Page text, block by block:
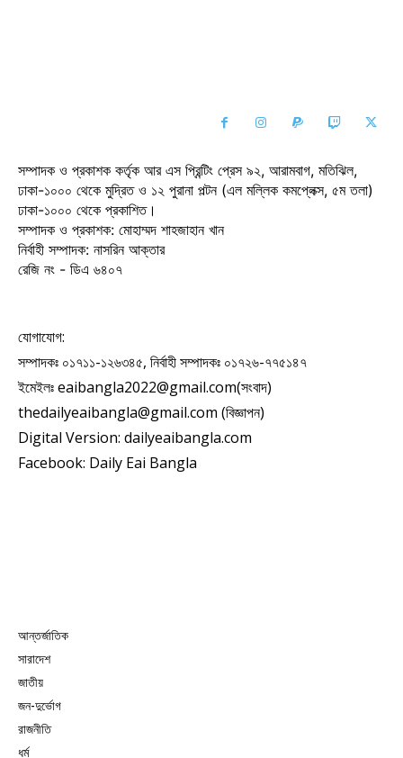
সম্পাদক ও প্রকাশক কর্তৃক আর এস প্রিন্টিং প্রেস ৯২, আরামবাগ, মতিঝিল,
ঢাকা-১০০০ থেকে মুদ্রিত ও ১২ পুরানা পল্টন (এল মল্লিক কমপ্লেক্স, ৫ম তলা)
ঢাকা-১০০০ থেকে প্রকাশিত।
সম্পাদক ও প্রকাশক: মোহাম্মদ শাহজাহান খান
নির্বাহী সম্পাদক: নাসরিন আক্তার
রেজি নং - ডিএ ৬৪০৭
যোগাযোগ:
সম্পাদকঃ ০১৭১১-১২৬৩৪৫, নির্বাহী সম্পাদকঃ ০১৭২৬-৭৭৫১৪৭
ইমেইলঃ eaibangla2022@gmail.com(সংবাদ)
thedailyeaibangla@gmail.com (বিজ্ঞাপন)
Digital Version: dailyeaibangla.com
Facebook: Daily Eai Bangla
আন্তর্জাতিক
সারাদেশ
জাতীয়
জন-দুর্ভোগ
রাজনীতি
ধর্ম